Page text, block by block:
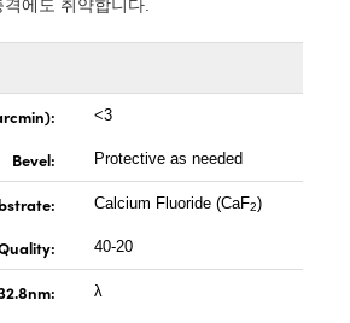
에도 취약합니다.
<3
Bevel: Protective as needed
Calcium Fluoride (CaF2)
40-20
λ